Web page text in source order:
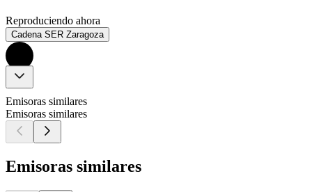
Reproduciendo ahora
Cadena SER Zaragoza
Emisoras similares
Emisoras similares
Emisoras similares